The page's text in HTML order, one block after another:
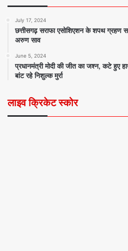
July 17, 2024
छत्तीसगढ़ सराफा एसोशिएशन के शपथ ग्रहण
अरुण साव
June 5, 2024
प्रधानमंत्री मोदी की जीत का जश्न, कटे हुए
बांट रहे निशुल्क मुर्रा
लाइव क्रिकेट स्कोर